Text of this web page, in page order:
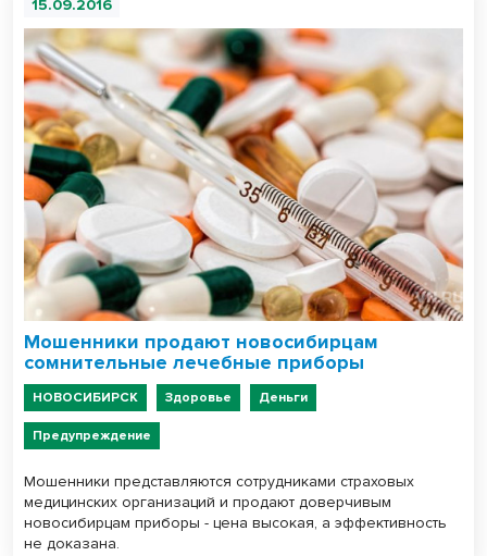
15.09.2016
Мошенники продают новосибирцам
сомнительные лечебные приборы
НОВОСИБИРСК Здоровье Деньги
Предупреждение
Мошенники представляются сотрудниками страховых
медицинских организаций и продают доверчивым
новосибирцам приборы - цена высокая, а эффективность
не доказана.